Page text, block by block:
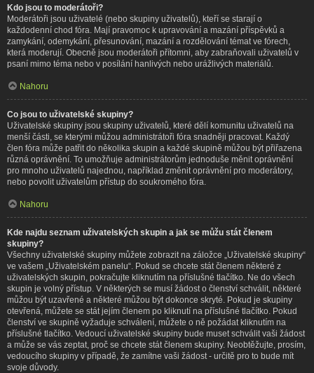
Kdo jsou to moderátoři?
Moderátoři jsou uživatelé (nebo skupiny uživatelů), kteří se starají o
každodenní chod fóra. Mají pravomoc k upravování a mazání příspěvků a
zamykání, odemykání, přesunování, mazání a rozdělování témat ve fórech,
která moderují. Obecně jsou moderátoři přítomni, aby zabraňovali uživatelů v
psaní mimo téma nebo v posílání hanlivých nebo urážlivých materiálů.
Nahoru
Co jsou to uživatelské skupiny?
Uživatelské skupiny jsou skupiny uživatelů, které dělí komunitu uživatelů na
menší části, se kterými můžou administrátoři fóra snadněji pracovat. Každý
člen fóra může patřit do několika skupin a každé skupině můžou být přiřazena
různá oprávnění. To umožňuje administrátorům jednoduše měnit oprávnění
pro mnoho uživatelů najednou, například změnit oprávnění pro moderátory,
nebo povolit uživatelům přístup do soukromého fóra.
Nahoru
Kde najdu seznam uživatelských skupin a jak se můžu stát členem
skupiny?
Všechny uživatelské skupiny můžete zobrazit na záložce „Uživatelské skupiny“
ve vašem „Uživatelském panelu“. Pokud se chcete stát členem některé z
uživatelských skupin, pokračujte kliknutím na příslušné tlačítko. Ne do všech
skupin je volný přístup. V některých se musí žádost o členství schválit, některé
můžou být uzavřené a některé můžou být dokonce skryté. Pokud je skupiny
otevřená, můžete se stát jejím členem po kliknutí na příslušné tlačítko. Pokud
členství ve skupině vyžaduje schválení, můžete o ně požádat kliknutím na
příslušné tlačítko. Vedoucí uživatelské skupiny bude muset schválit vaši žádost
a může se vás zeptat, proč se chcete stát členem skupiny. Neobtěžujte, prosím,
vedoucího skupiny v případě, že zamítne vaši žádost - určitě pro to bude mít
svoje důvody.